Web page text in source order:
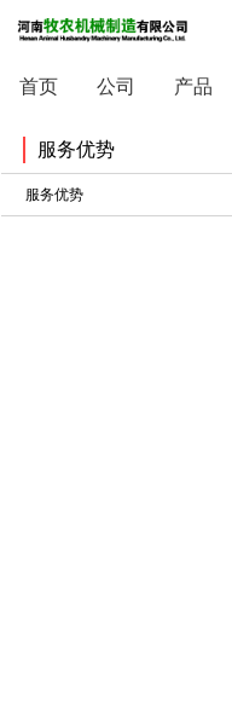
首页 公司 产品
服务优势
服务优势